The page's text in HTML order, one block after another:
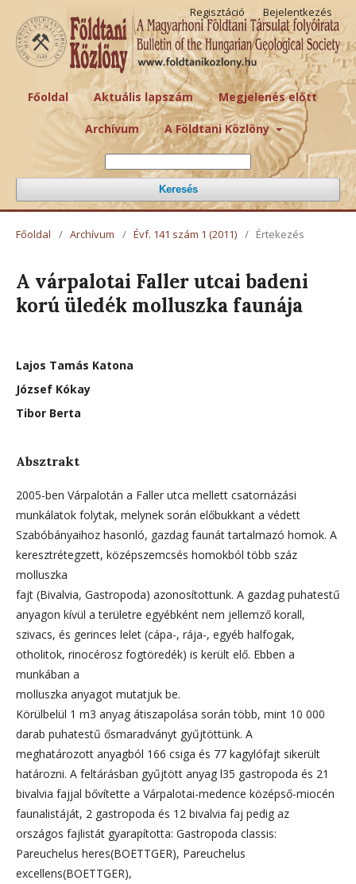
Főoldal Aktuális lapszám Megjelenés előtt
Archívum A Földtani Közlöny
Keresés
Regisztáció Bejelentkezés
Főoldal / Archívum / Évf. 141 szám 1 (2011) / Értekezés
A várpalotai Faller utcai badeni
korú üledék molluszka faunája
Lajos Tamás Katona
József Kókay
Tibor Berta
Absztrakt
2005-ben Várpalotán a Faller utca mellett csatornázási
munkálatok folytak, melynek során előbukkant a védett
Szabóbányaihoz hasonló, gazdag faunát tartalmazó homok. A
keresztrétegzett, középszemcsés homokból több száz
molluszka
fajt (Bivalvia, Gastropoda) azonosítottunk. A gazdag puhatestű
anyagon kívül a területre egyébként nem jellemző korall,
szivacs, és gerinces lelet (cápa-, rája-, egyéb halfogak,
otholitok, rinocérosz fogtöredék) is került elő. Ebben a
munkában a
molluszka anyagot mutatjuk be.
Körülbelül 1 m3 anyag átiszapolása során több, mint 10 000
darab puhatestű ősmaradványt gyűjtöttünk. A
meghatározott anyagból 166 csiga és 77 kagylófajt sikerült
határozni. A feltárásban gyűjtött anyag l35 gastropoda és 21
bivalvia fajjal bővítette a Várpalotai-medence középső-miocén
faunalistáját, 2 gastropoda és 12 bivalvia faj pedig az
országos fajlistát gyarapította: Gastropoda classis:
Pareuchelus heres(BOETTGER), Pareuchelus
excellens(BOETTGER),